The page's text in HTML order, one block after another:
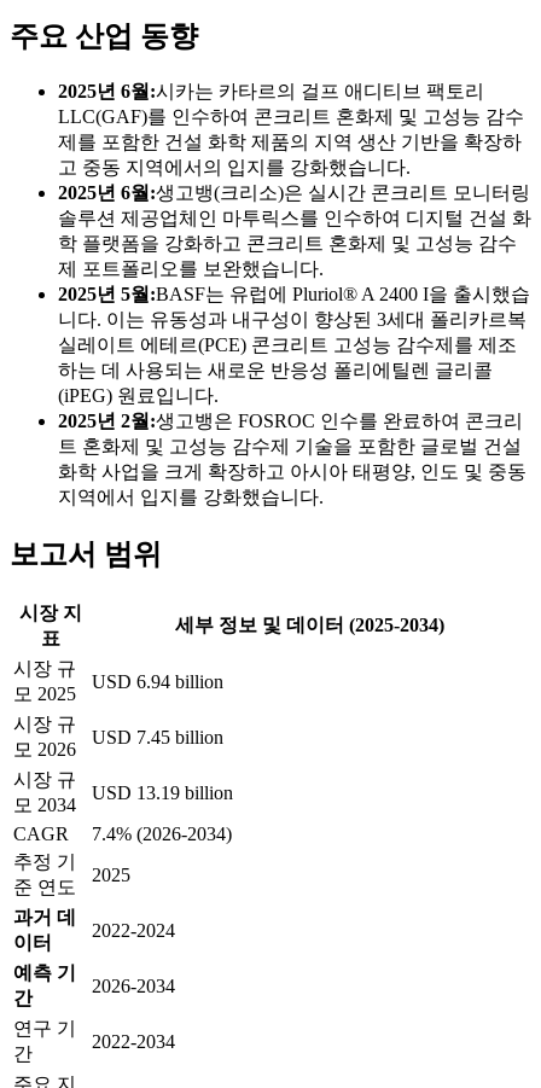
주요 산업 동향
2025년 6월:시카는 카타르의 걸프 애디티브 팩토리
LLC(GAF)를 인수하여 콘크리트 혼화제 및 고성능 감수
제를 포함한 건설 화학 제품의 지역 생산 기반을 확장하
고 중동 지역에서의 입지를 강화했습니다.
2025년 6월:생고뱅(크리소)은 실시간 콘크리트 모니터링
솔루션 제공업체인 마투릭스를 인수하여 디지털 건설 화
학 플랫폼을 강화하고 콘크리트 혼화제 및 고성능 감수
제 포트폴리오를 보완했습니다.
2025년 5월:BASF는 유럽에 Pluriol® A 2400 I을 출시했습
니다. 이는 유동성과 내구성이 향상된 3세대 폴리카르복
실레이트 에테르(PCE) 콘크리트 고성능 감수제를 제조
하는 데 사용되는 새로운 반응성 폴리에틸렌 글리콜
(iPEG) 원료입니다.
2025년 2월:생고뱅은 FOSROC 인수를 완료하여 콘크리
트 혼화제 및 고성능 감수제 기술을 포함한 글로벌 건설
화학 사업을 크게 확장하고 아시아 태평양, 인도 및 중동
지역에서 입지를 강화했습니다.
보고서 범위
시장 지
표
세부 정보 및 데이터 (2025-2034)
시장 규
모 2025
USD 6.94 billion
시장 규
모 2026
USD 7.45 billion
시장 규
모 2034
USD 13.19 billion
CAGR
7.4% (2026-2034)
추정 기
준 연도
2025
과거 데
이터
2022-2024
예측 기
간
2026-2034
연구 기
간
2022-2034
주요 지